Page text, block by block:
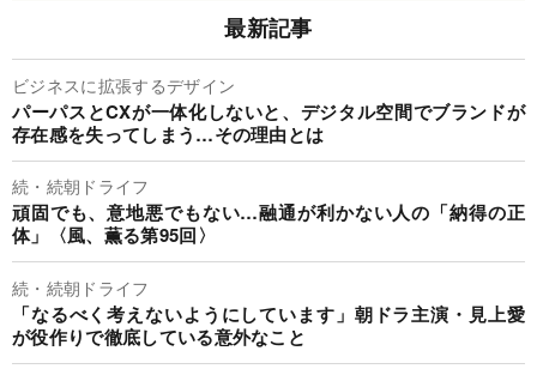
最新記事
ビジネスに拡張するデザイン
パーパスとCXが一体化しないと、デジタル空間でブランドが
存在感を失ってしまう…その理由とは
続・続朝ドライフ
頑固でも、意地悪でもない…融通が利かない人の「納得の正
体」〈風、薫る第95回〉
続・続朝ドライフ
「なるべく考えないようにしています」朝ドラ主演・見上愛
が役作りで徹底している意外なこと